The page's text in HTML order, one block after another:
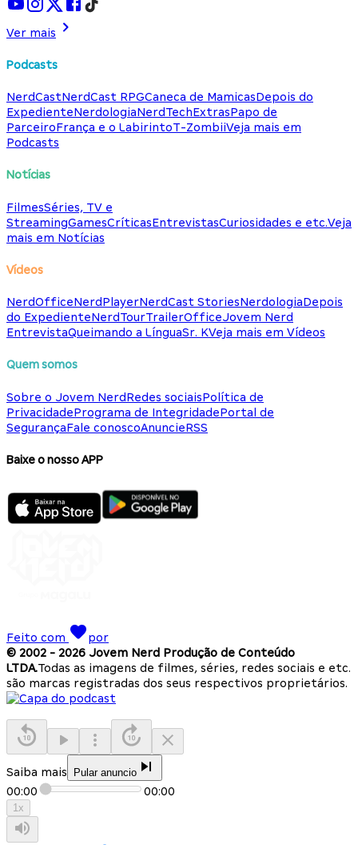
Ver mais
Podcasts
NerdCastNerdCast RPGCaneca de MamicasDepois do
ExpedienteNerdologiaNerdTechExtrasPapo de
ParceiroFrança e o LabirintoT-ZombiiVeja mais em
Podcasts
Notícias
FilmesSéries, TV e
StreamingGamesCríticasEntrevistasCuriosidades e etc.Veja
mais em Notícias
Vídeos
NerdOfficeNerdPlayerNerdCast StoriesNerdologiaDepois
do ExpedienteNerdTourTrailerOfficeJovem Nerd
EntrevistaQueimando a LínguaSr. KVeja mais em Vídeos
Quem somos
Sobre o Jovem NerdRedes sociaisPolítica de
PrivacidadePrograma de IntegridadePortal de
SegurançaFale conoscoAnuncieRSS
Baixe o nosso APP
Feito com
por
© 2002 - 2026 Jovem Nerd Produção de Conteúdo
LTDA.Todas as imagens de filmes, séries, redes sociais e etc.
são marcas registradas dos seus respectivos proprietários.
Saiba mais Pular anuncio
00:00 00:00
1x